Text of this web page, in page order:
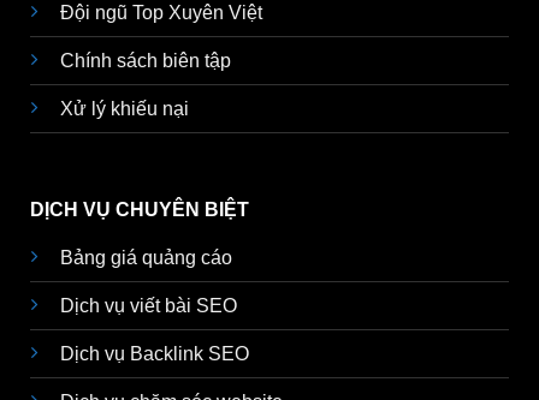
Đội ngũ Top Xuyên Việt
Chính sách biên tập
Xử lý khiếu nại
DỊCH VỤ CHUYÊN BIỆT
Bảng giá quảng cáo
Dịch vụ viết bài SEO
Dịch vụ Backlink SEO